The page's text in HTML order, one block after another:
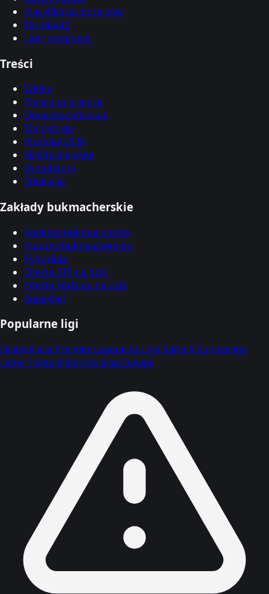
Klasyfikacja strzelców
Terminarz
Ligi i rozgrywki
Treści
Wideo
Polacy za granicą
Okno transferowe
Transmisje
Mundial 2026
Skróty meczów
Symulatory
Edukacja
Zakłady bukmacherskie
Ranking bukmacherów
Kupony bukmacherskie
Typy dnia
Oferta STS na dziś
Oferta Fortuna na dziś
Superbet
Popularne ligi
Ekstraklasa Premier League La Liga Serie A Bundesliga
Ligue 1 Liga Mistrzów Liga Europy